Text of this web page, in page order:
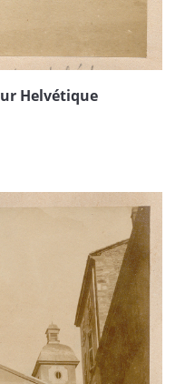
Helvétique